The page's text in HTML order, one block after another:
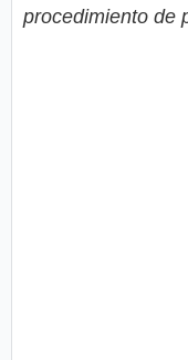
procedimiento de